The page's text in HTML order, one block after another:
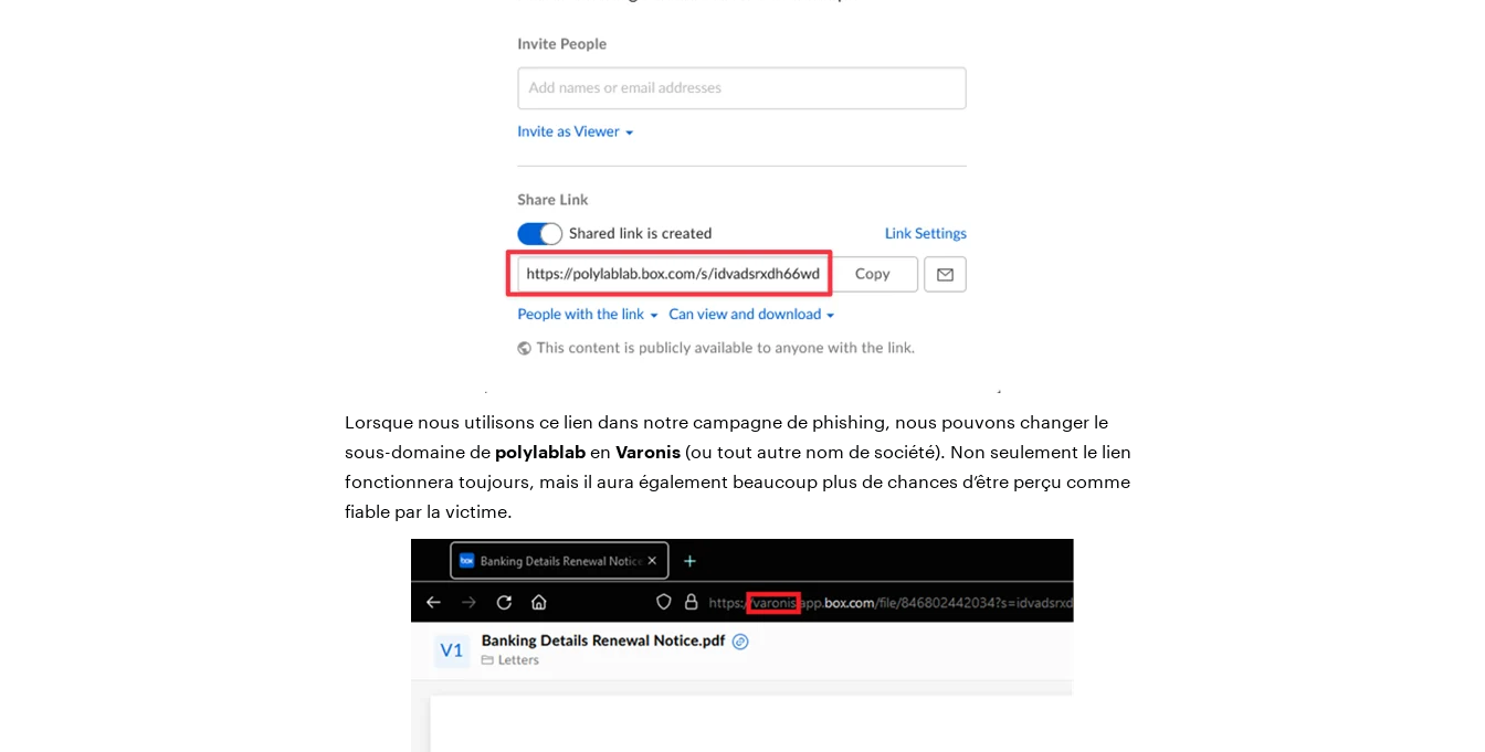
Lorsque nous utilisons ce lien dans notre campagne de phishing, nous pouvons changer le
sous-domaine de polylablab en Varonis (ou tout autre nom de société). Non seulement le lien
fonctionnera toujours, mais il aura également beaucoup plus de chances d’être perçu comme
fiable par la victime.